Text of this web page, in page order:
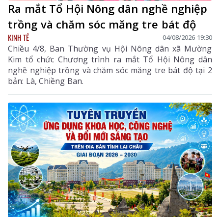
Ra mắt Tổ Hội Nông dân nghề nghiệp
trồng và chăm sóc măng tre bát độ
KINH TẾ 04/08/2026 19:30
Chiều 4/8, Ban Thường vụ Hội Nông dân xã Mường
Kim tổ chức Chương trình ra mắt Tổ Hội Nông dân
nghề nghiệp trồng và chăm sóc măng tre bát độ tại 2
bản: Là, Chiềng Ban.